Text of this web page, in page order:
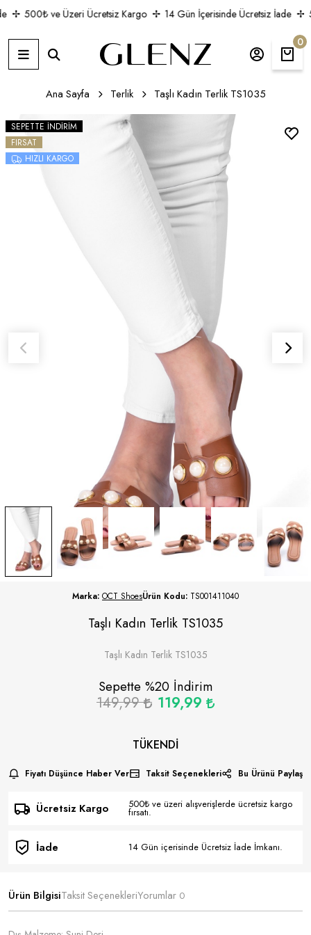
500₺ ve Üzeri Ücretsiz Kargo 14 Gün İçerisinde Ücretsiz İade
0
Ana Sayfa Terlik Taşlı Kadın Terlik TS1035
SEPETTE İNDIRIM
FIRSAT
HIZLI KARGO
Marka: OCT ShoesÜrün Kodu: TS001411040
Taşlı Kadın Terlik TS1035
Taşlı Kadın Terlik TS1035
Sepette %20İndirim
149,99 119,99
TÜKENDI
Fiyatı Düşünce Haber Ver Taksit Seçenekleri Bu Ürünü Paylaş
Ücretsiz Kargo 500₺ ve üzeri alışverişlerde ücretsiz kargo
fırsatı.
İade 14 Gün içerisinde Ücretsiz İade İmkanı.
Ürün BilgisiTaksit SeçenekleriYorumlar 0